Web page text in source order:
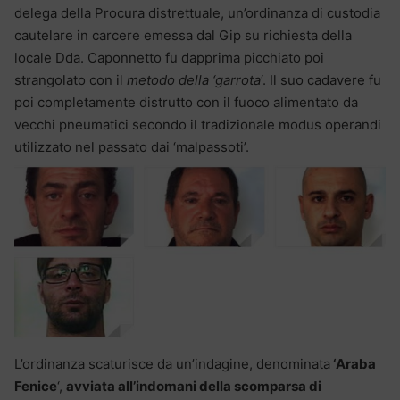
delega della Procura distrettuale, un’ordinanza di custodia
cautelare in carcere emessa dal Gip su richiesta della
locale Dda. Caponnetto fu dapprima picchiato poi
strangolato con il metodo della ‘garrota‘. Il suo cadavere fu
poi completamente distrutto con il fuoco alimentato da
vecchi pneumatici secondo il tradizionale modus operandi
utilizzato nel passato dai ‘malpassoti’.
L’ordinanza scaturisce da un’indagine, denominata ‘Araba
Fenice‘, avviata all’indomani della scomparsa di